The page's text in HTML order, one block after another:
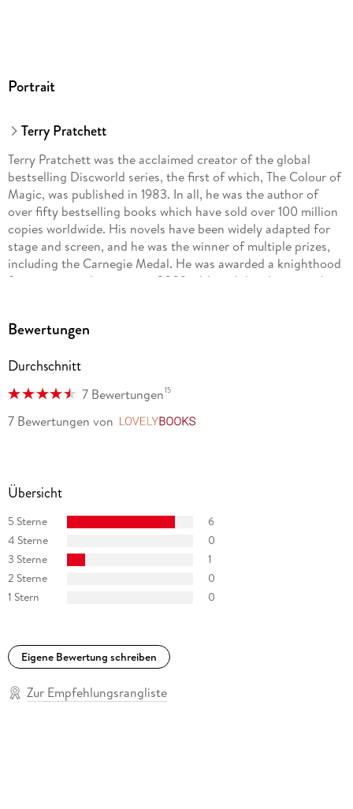
Portrait
Terry Pratchett
Terry Pratchett was the acclaimed creator of the global
bestselling Discworld series, the first of which, The Colour of
Magic, was published in 1983. In all, he was the author of
over fifty bestselling books which have sold over 100 million
copies worldwide. His novels have been widely adapted for
stage and screen, and he was the winner of multiple prizes,
including the Carnegie Medal. He was awarded a knighthood
for services to literature in 2009, although he always wryly
Bewertungen
Durchschnitt
7 Bewertungen15
7 Bewertungen von
Übersicht
5 Sterne
6
4 Sterne
0
3 Sterne
1
2 Sterne
0
1 Stern
0
Eigene Bewertung schreiben
Zur Empfehlungsrangliste